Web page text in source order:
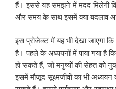
हैं। इससे यह समझने में मदद मिलेगी कि
और समय के साथ इसमें क्या बदलाव आ
इस प्रोजेक्ट में यह भी देखा जाएगा
है। पहले के अध्ययनों में पाया गया है
हो सकते हैं, जो मनुष्यों की सेहत को
इसमें मौजूद सूक्ष्मजीवों का भी